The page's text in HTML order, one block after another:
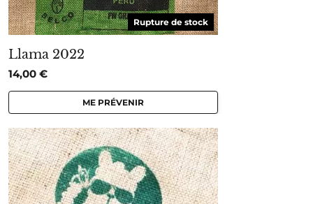
Rupture de stock
Llama 2022
14,00 €
ME PRÉVENIR